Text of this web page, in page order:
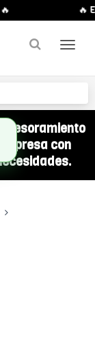
🔥
con